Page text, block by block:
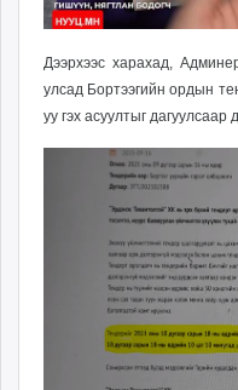
Дээрхээс харахад,
улсад Бортээгийн ордын
уу гэх асуултыг